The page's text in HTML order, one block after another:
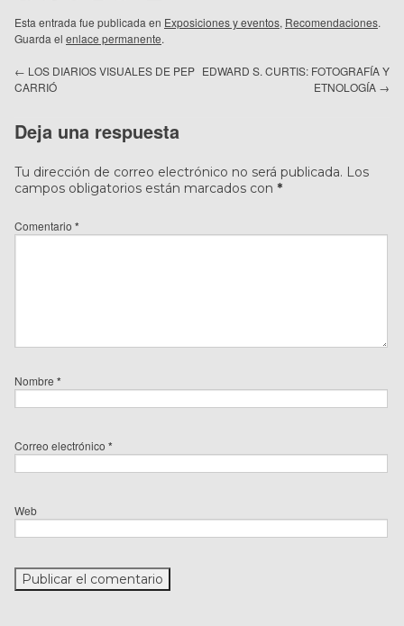
Esta entrada fue publicada en Exposiciones y eventos, Recomendaciones.
Guarda el enlace permanente.
← LOS DIARIOS VISUALES DE PEP
CARRIÓ
EDWARD S. CURTIS: FOTOGRAFÍA Y
ETNOLOGÍA →
Deja una respuesta
Tu dirección de correo electrónico no será publicada. Los
campos obligatorios están marcados con *
Comentario *
Nombre *
Correo electrónico *
Web